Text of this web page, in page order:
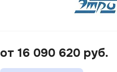
от 16 090 620 руб.